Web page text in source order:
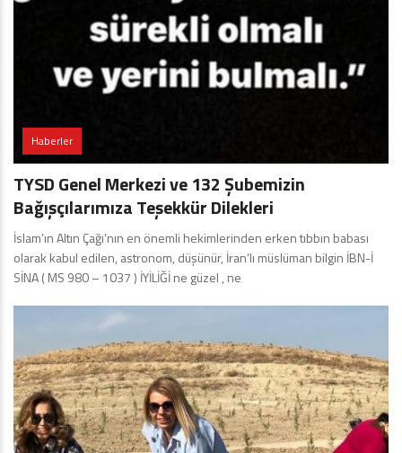
Haberler
TYSD Genel Merkezi ve 132 Şubemizin
Bağışçılarımıza Teşekkür Dilekleri
İslam’ın Altın Çağı’nın en önemli hekimlerinden erken tıbbın babası
olarak kabul edilen, astronom, düşünür, İran’lı müslüman bilgin İBN-İ
SİNA ( MS 980 – 1037 ) İYİLİĞİ ne güzel , ne